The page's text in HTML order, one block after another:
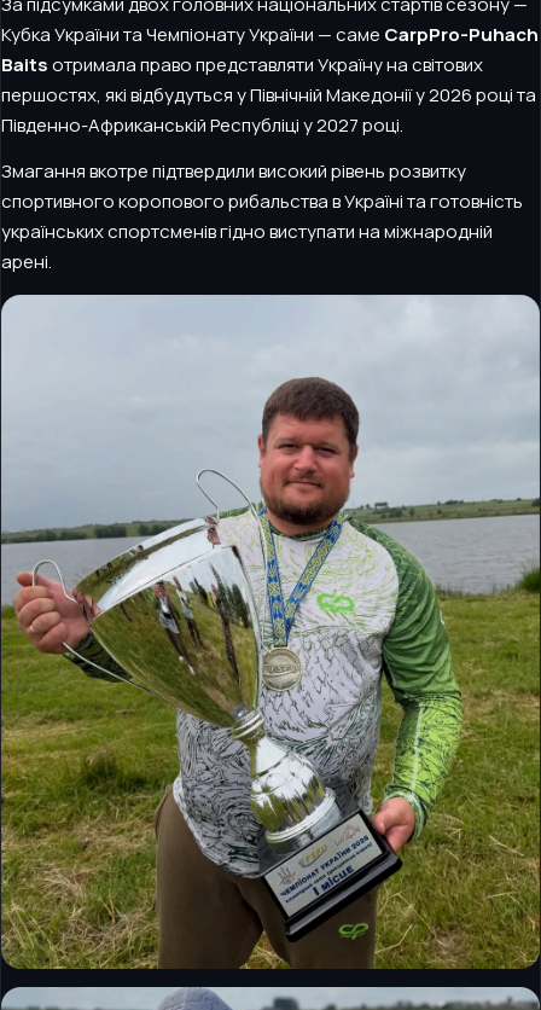
Кубка України та Чемпіонату України — саме CarpPro-Puhach
Baitsотримала право представляти Україну на світових
першостях, які відбудуться у Північній Македонії у 2026 році та
Південно-Африканській Республіці у 2027 році.
Змагання вкотре підтвердили високий рівень розвитку
спортивного коропового рибальства в Україні та готовність
українських спортсменів гідно виступати на міжнародній
арені.